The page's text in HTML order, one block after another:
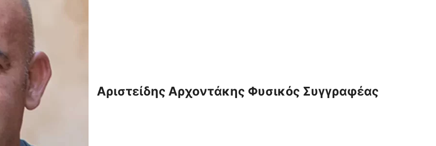
Αριστείδης Αρχοντάκης Φυσικός Συγγραφέας